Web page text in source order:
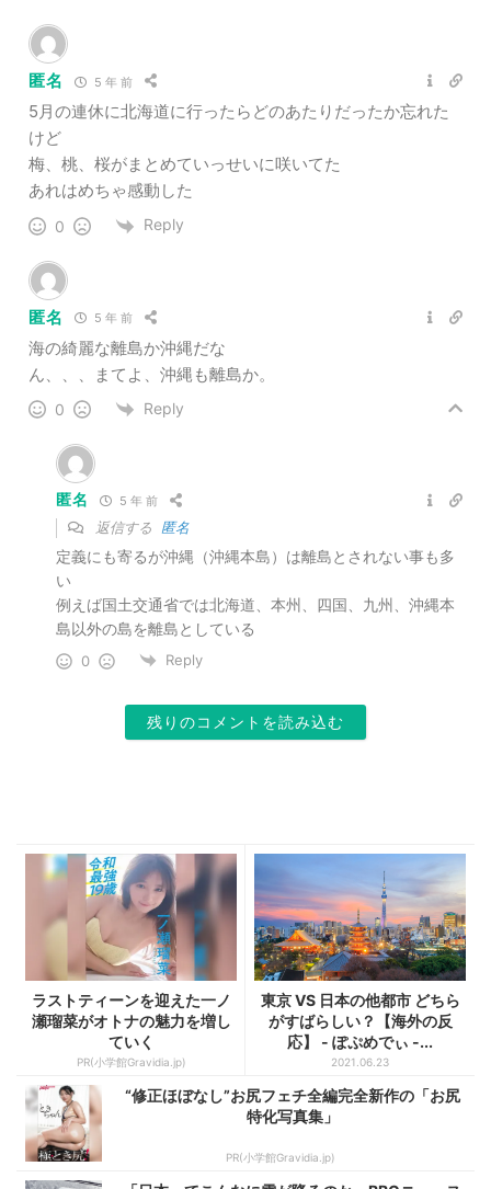
匿名 5 年 前
5月の連休に北海道に行ったらどのあたりだったか忘れた
けど
梅、桃、桜がまとめていっせいに咲いてた
あれはめちゃ感動した
0 Reply
匿名 5 年 前
海の綺麗な離島か沖縄だな
ん、、、まてよ、沖縄も離島か。
0 Reply
匿名 5 年 前
返信する 匿名
定義にも寄るが沖縄（沖縄本島）は離島とされない事も多
い
例えば国土交通省では北海道、本州、四国、九州、沖縄本
島以外の島を離島としている
0 Reply
残りのコメントを読み込む
ラストティーンを迎えた一ノ
瀬瑠菜がオトナの魅力を増し
ていく
PR(小学館Gravidia.jp)
東京 VS 日本の他都市 どちら
がすばらしい？【海外の反
応】 - ぽぷめでぃ -...
2021.06.23
“修正ほぼなし”お尻フェチ全編完全新作の「お尻
特化写真集」
PR(小学館Gravidia.jp)